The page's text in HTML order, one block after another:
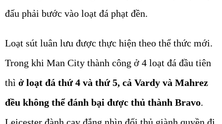
đấu phải bước vào loạt đá phạt đền.
Loạt sút luân lưu được thực hiện theo thể thức mới.
Trong khi Man City thành công ở 4 loạt đá đầu tiên
thì ở loạt đá thứ 4 và thứ 5, cả Vardy và Mahrez
đều không thể đánh bại được thủ thành Bravo.